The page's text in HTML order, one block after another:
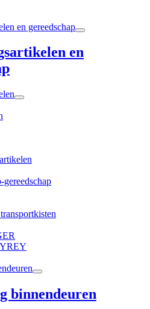
en gereedschap
en
gereedschap
binnendeuren